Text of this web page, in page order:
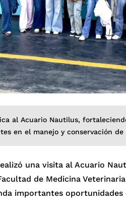
al Acuario Nautilus,
en el manejo y conservación de
una visita al Acuario
de Medicina
importantes